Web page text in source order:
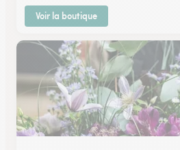
Voir la boutique